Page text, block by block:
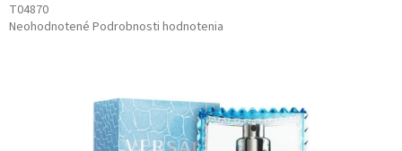
T04870
Priemerné
Neohodnotené Podrobnosti hodnotenia